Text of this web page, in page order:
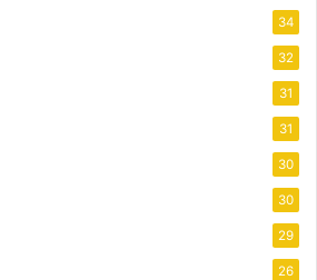
34
32
31
31
30
30
29
26